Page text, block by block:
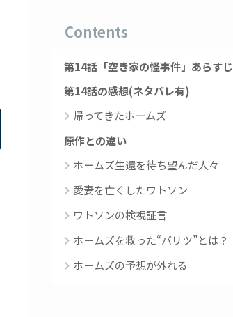
Contents
第14話「空き家の怪事件」あらすじ
第14話の感想(ネタバレ有)
帰ってきたホームズ
原作との違い
ホームズ生還を待ち望んだ人々
愛妻を亡くしたワトソン
ワトソンの検視証言
ホームズを救った“バリツ”とは？
ホームズの予想が外れる